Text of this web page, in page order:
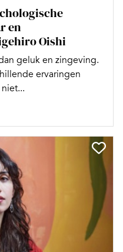
en
Oishi
geluk en zingeving.
ervaringen